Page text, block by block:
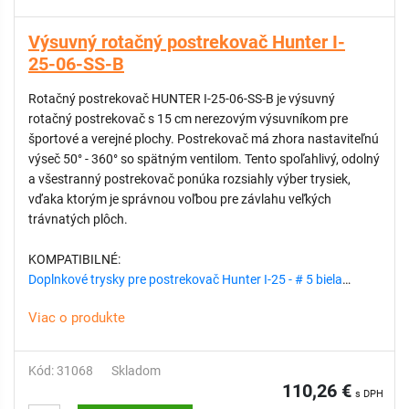
Výsuvný rotačný postrekovač Hunter I-
25-06-SS-B
Rotačný postrekovač HUNTER I-25-06-SS-B je výsuvný
rotačný postrekovač s 15 cm nerezovým výsuvníkom pre
športové a verejné plochy. Postrekovač má zhora nastaviteľnú
výseč 50° - 360° so spätným ventilom. Tento spoľahlivý, odolný
a všestranný postrekovač ponúka rozsiahly výber trysiek,
vďaka ktorým je správnou voľbou pre závlahu veľkých
trávnatých plôch.
KOMPATIBILNÉ:
Doplnkové trysky pre postrekovač Hunter I-25 - # 5 biela
Doplnkové trysky pre postrekovač Hunter I-25 - # 8 svetlá
modrá
Doplnkové trysky pre postrekovač Hunter I-25 - # 18 červená
Viac o produkte
Kód: 31068 Skladom
110,26 € s DPH